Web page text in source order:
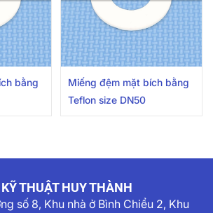
bằng
Miếng đệm mặt bích bằng
Teflon size DN50
THUẬT HUY THÀNH
số 8, Khu nhà ở Bình Chiểu 2, Khu